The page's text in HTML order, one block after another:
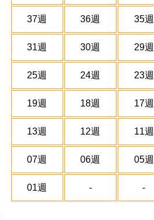
37週 36週 35週
31週 30週 29週
25週 24週 23週
19週 18週 17週
13週 12週 11週
07週 06週 05週
01週 - -